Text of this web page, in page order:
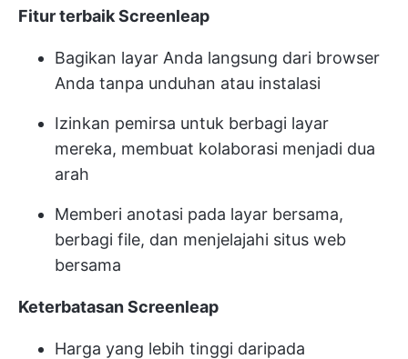
Fitur terbaik Screenleap
Bagikan layar Anda langsung dari browser
Anda tanpa unduhan atau instalasi
Izinkan pemirsa untuk berbagi layar
mereka, membuat kolaborasi menjadi dua
arah
Memberi anotasi pada layar bersama,
berbagi file, dan menjelajahi situs web
bersama
Keterbatasan Screenleap
Harga yang lebih tinggi daripada